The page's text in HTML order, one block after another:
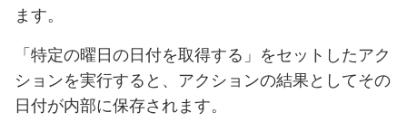
ます。
「特定の曜日の日付を取得する」をセットしたアク
ションを実行すると、アクションの結果としてその
日付が内部に保存されます。